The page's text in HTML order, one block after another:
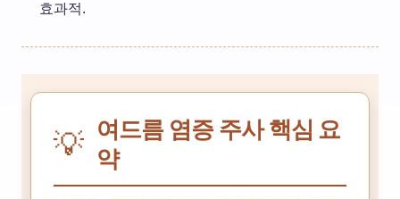
효과적.
💡 여드름 염증 주사 핵심 요
약